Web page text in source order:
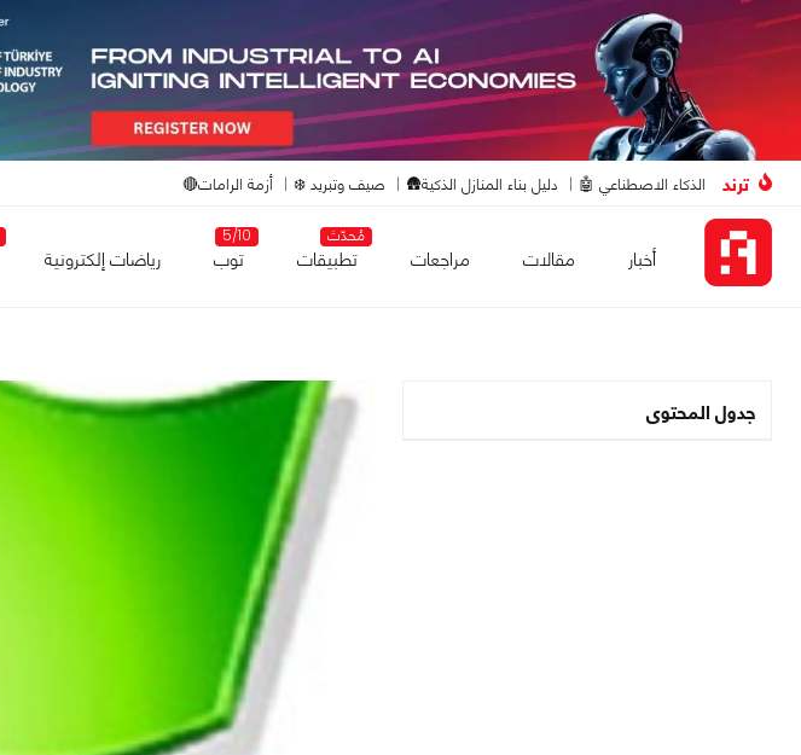
ترند الذكاء الاصطناعي 🤖 دليل بناء المنازل الذكية🛖 صيف وتبريد ❄️ أزمة الرامات🔴
أخبار مقالات مراجعات
مُحدّث
تطبيقات
5/10
توب رياضات إلكترونية
جدول المحتوى